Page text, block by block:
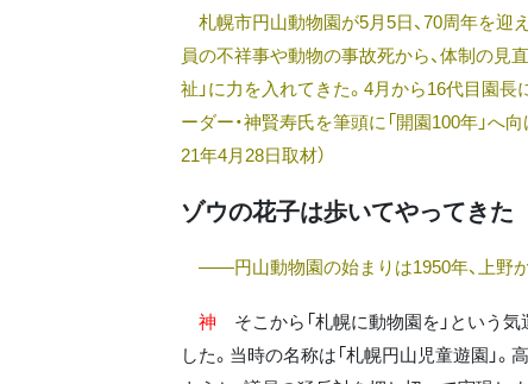
札幌市円山動物園が5月5日、70周年を迎
員の不祥事や動物の事故死から、体制の見
祉」に力を入れてきた。4月から16代目園長
ーダー・神賢寿氏を筆頭に「開園100年」へ向
21年4月28日取材）
ゾウの花子は歩いてやってきた
――円山動物園の始まりは1950年、上野
神 そこから「札幌に動物園を」という
した。当時の名称は「札幌円山児童遊園」